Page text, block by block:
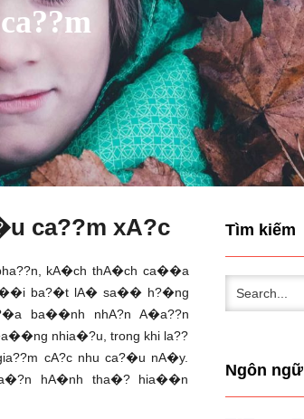
ca??m xA?c
kA�ch thA�ch ca��a
ba?�t lA� sa�� h?�ng
ba��nh nhA?n A�a??n
nhia�?u, trong khi la??
cA?c nhu ca?�u nA�y.
hA�nh tha�? hia��n
Tìm kiếm
Ngôn ngữ